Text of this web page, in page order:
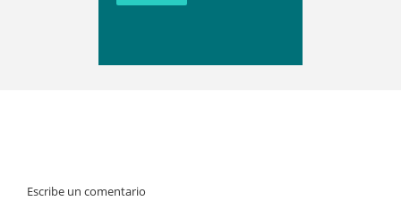
Escribe un comentario